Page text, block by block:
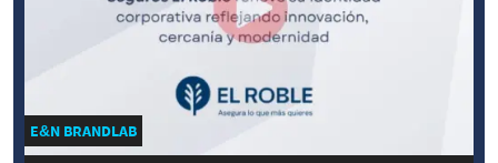
E&N BRANDLAB